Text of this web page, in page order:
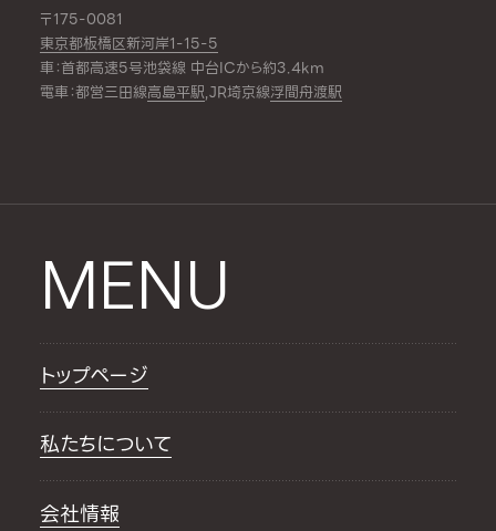
〒175-0081
東京都板橋区新河岸1-15-5
車：首都高速5号池袋線 中台ICから約3.4km
電車：都営三田線高島平駅,JR埼京線浮間舟渡駅
MENU
トップページ
私たちについて
会社情報